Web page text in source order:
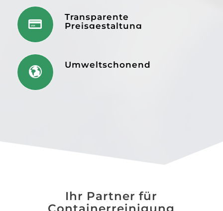
akkurat!
Danke !Transparente
Preisgestaltung
Umweltschonend
Ihr Partner für